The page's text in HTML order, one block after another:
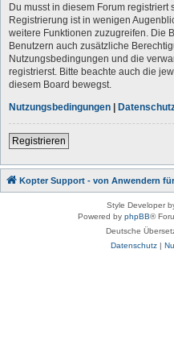
Du musst in diesem Forum
Registrierung ist in wenigen
weitere Funktionen zuzugreifen. Die
Benutzern auch zusätzliche
Nutzungsbedingungen und die
registrierst. Bitte beachte auch die
diesem Board bewegst.
Nutzungsbedingungen |
Registrieren
Kopter Support - von Anwendern
Style Developer
Powered by phpBB®
Deutsche
Datenschutz|